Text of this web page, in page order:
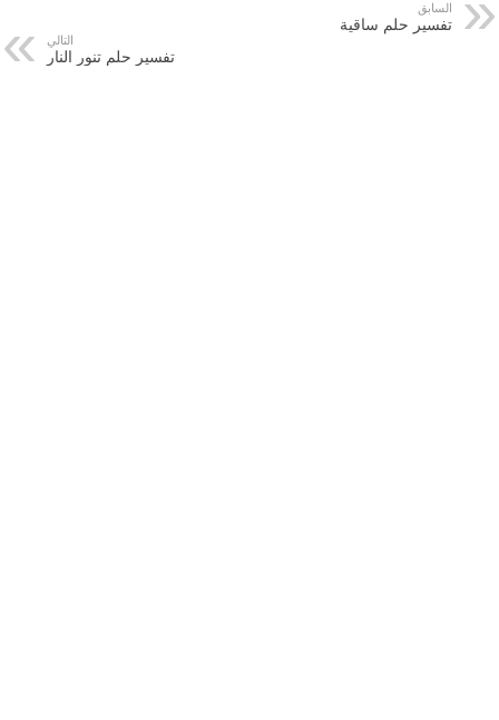
السابق
تفسير حلم ساقية
التالي
تفسير حلم تنور النار